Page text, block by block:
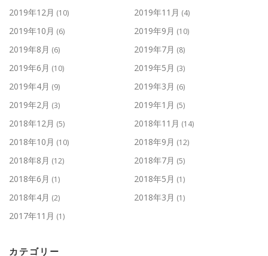
2019年12月 (10) 2019年11月 (4)
2019年10月 (6) 2019年9月 (10)
2019年8月 (6) 2019年7月 (8)
2019年6月 (10) 2019年5月 (3)
2019年4月 (9) 2019年3月 (6)
2019年2月 (3) 2019年1月 (5)
2018年12月 (5) 2018年11月 (14)
2018年10月 (10) 2018年9月 (12)
2018年8月 (12) 2018年7月 (5)
2018年6月 (1) 2018年5月 (1)
2018年4月 (2) 2018年3月 (1)
2017年11月 (1)
カテゴリー